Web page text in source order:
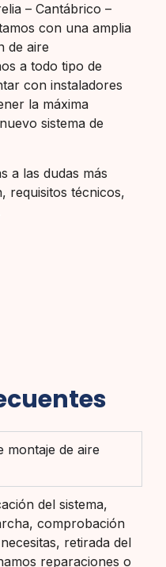
– Cantábrico –
con una amplia
de aire
a todo tipo de
con instaladores
la máxima
sistema de
a las dudas más
requisitos técnicos,
montaje de aire
del sistema,
comprobación
retirada del
reparaciones o